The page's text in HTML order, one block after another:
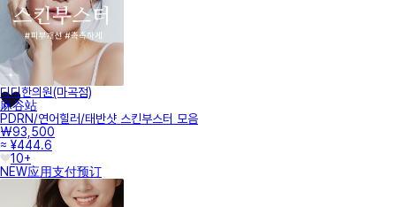
디디한의원(마곡점)
麻谷站
PDRN/연어힐러/태반샷 스킨부스터 모음
₩93,500
≈ ¥444.6
10+
NEW应用支付预订